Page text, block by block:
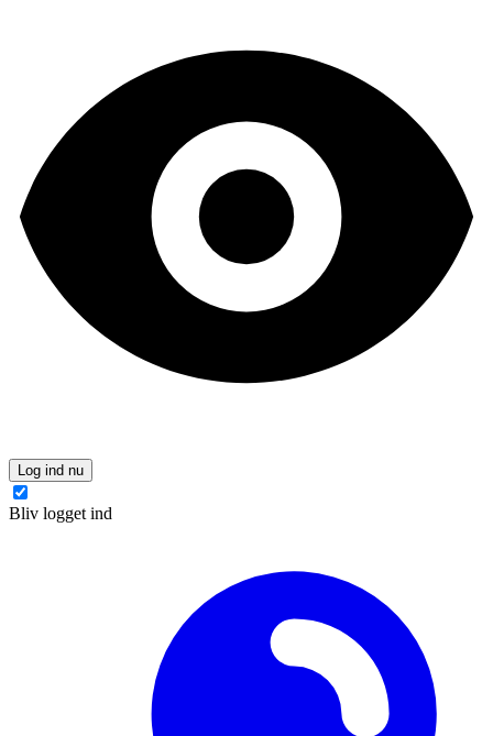
Log ind nu
Bliv logget ind